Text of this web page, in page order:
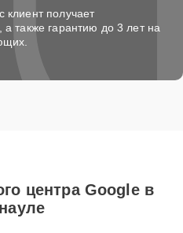
получает
также гарантию до 3 лет на
центра Google в